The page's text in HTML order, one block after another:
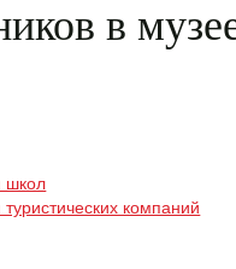
в
школ
компаний